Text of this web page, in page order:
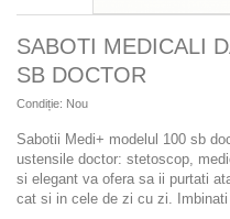
SABOTI MEDICALI
SB DOCTOR
Condiție: Nou
Sabotii Medi+ modelul 100 sb
ustensile doctor: stetoscop,
si elegant va ofera sa ii purtati
cat si in cele de zi cu zi.